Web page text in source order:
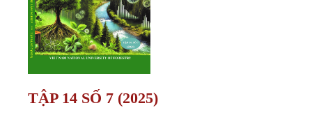
TẬP 14 SỐ 7 (2025)